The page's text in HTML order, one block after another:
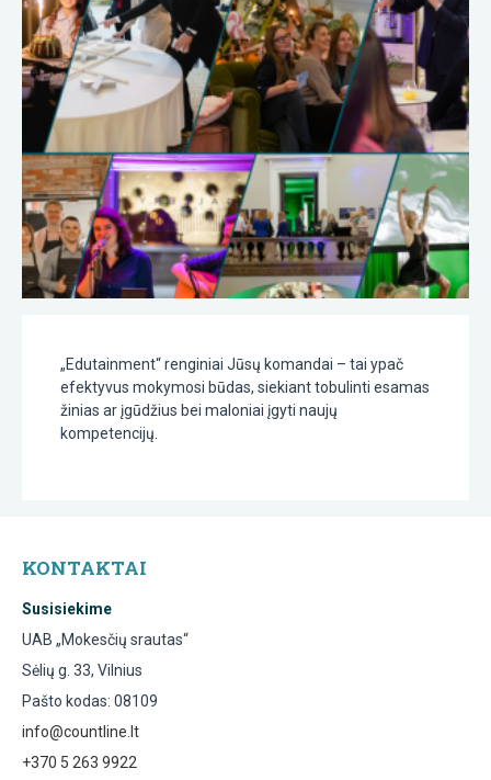
„Edutainment“ renginiai Jūsų komandai – tai ypač
efektyvus mokymosi būdas, siekiant tobulinti esamas
žinias ar įgūdžius bei maloniai įgyti naujų
kompetencijų.
KONTAKTAI
Susisiekime
UAB „Mokesčių srautas“
Sėlių g. 33, Vilnius
Pašto kodas: 08109
info@countline.lt
+370 5 263 9922